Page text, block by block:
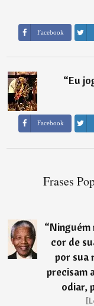
Facebook
“Eu
Facebook
Frases
“Ninguém
cor de
por sua
precisam
odiar,